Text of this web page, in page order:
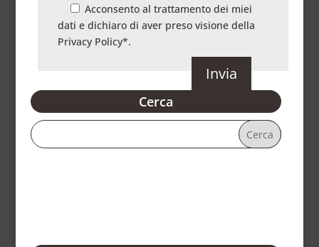
Acconsento al trattamento dei miei
dati e dichiaro di aver preso visione della
Privacy Policy*.
Cerca